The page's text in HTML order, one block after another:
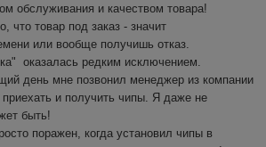
обслуживания и качеством товара!
что товар под заказ - значит
день мне позвонил менеджер из компании
и получить чипы. Я даже не
быть!
поражен, когда установил чипы в